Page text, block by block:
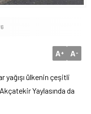
A+ A-
yağışı ülkenin çeşitli
Yaylasında da